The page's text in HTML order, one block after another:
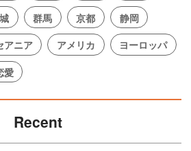
群馬 京都
静岡
アニア アメリカ
ヨーロッパ
愛
Recent